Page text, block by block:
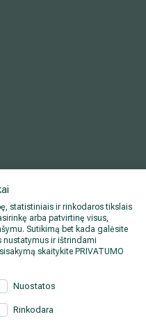
statistiniais ir rinkodaros tikslais
arba patvirtinę visus,
Sutikimą bet kada galėsite
nustatymus ir ištrindami
skaitykite PRIVATUMO
Nuostatos
Rinkodara